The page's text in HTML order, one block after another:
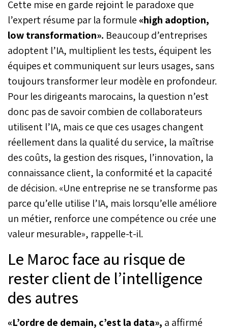
Cette mise en garde rejoint le paradoxe que
l’expert résume par la formule «high adoption,
low transformation». Beaucoup d’entreprises
adoptent l’IA, multiplient les tests, équipent les
équipes et communiquent sur leurs usages, sans
toujours transformer leur modèle en profondeur.
Pour les dirigeants marocains, la question n’est
donc pas de savoir combien de collaborateurs
utilisent l’IA, mais ce que ces usages changent
réellement dans la qualité du service, la maîtrise
des coûts, la gestion des risques, l’innovation, la
connaissance client, la conformité et la capacité
de décision. «Une entreprise ne se transforme pas
parce qu’elle utilise l’IA, mais lorsqu’elle améliore
un métier, renforce une compétence ou crée une
valeur mesurable», rappelle-t-il.
Le Maroc face au risque de
rester client de l’intelligence
des autres
«L’ordre de demain, c’est la data», a affirmé